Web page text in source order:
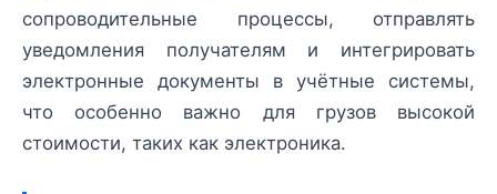
сопроводительные процессы, отправлять
уведомления получателям и интегрировать
электронные документы в учётные системы,
что особенно важно для грузов высокой
стоимости, таких как электроника.